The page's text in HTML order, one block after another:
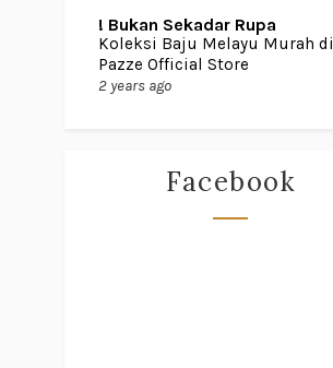
! Bukan Sekadar Rupa
Koleksi Baju Melayu Murah di
Pazze Official Store
2 years ago
Facebook